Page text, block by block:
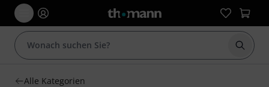
Suche
Alle Kategorien